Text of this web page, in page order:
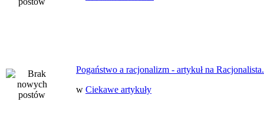
Pogaństwo a racjonalizm - artykuł na
w Ciekawe artykuły